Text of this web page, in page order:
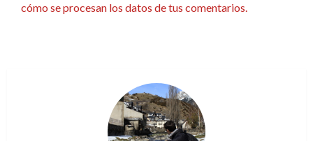
cómo se procesan los datos de tus comentarios.